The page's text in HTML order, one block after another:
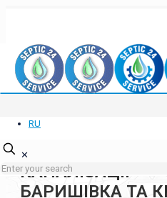
Відгуки клієнтів про нас Відповіді на
Політика конфіденційності
RU
✕
ПРОЧИСТКА ТРУБ
КАНАЛІЗАЦІЇ
БАРИШІВКА ТА